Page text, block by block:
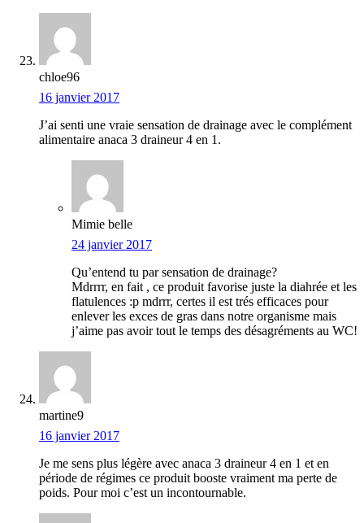
chloe96
16 janvier 2017
J’ai senti une vraie sensation de drainage avec le complément
alimentaire anaca 3 draineur 4 en 1.
Mimie belle
24 janvier 2017
Qu’entend tu par sensation de drainage?
Mdrrrr, en fait , ce produit favorise juste la diahrée et les
flatulences :p mdrrr, certes il est trés efficaces pour
enlever les exces de gras dans notre organisme mais
j’aime pas avoir tout le temps des désagréments au WC!
martine9
16 janvier 2017
Je me sens plus légère avec anaca 3 draineur 4 en 1 et en
période de régimes ce produit booste vraiment ma perte de
poids. Pour moi c’est un incontournable.